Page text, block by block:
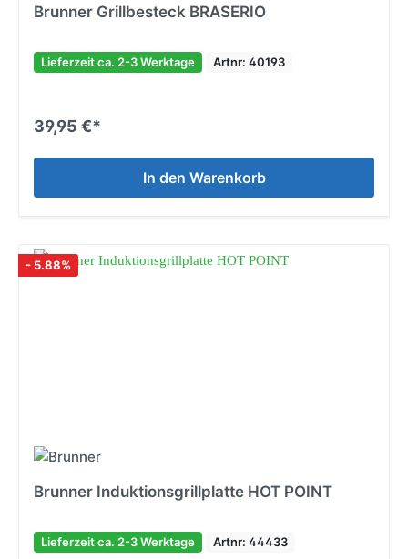
Brunner Grillbesteck BRASERIO
Lieferzeit ca. 2-3 Werktage Artnr: 40193
39,95 €*
In den Warenkorb
- 5.88%
Brunner Induktionsgrillplatte HOT POINT
Lieferzeit ca. 2-3 Werktage Artnr: 44433